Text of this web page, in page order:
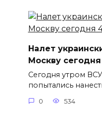
Налет
Москву
Сегодня утром
попытались
0 534